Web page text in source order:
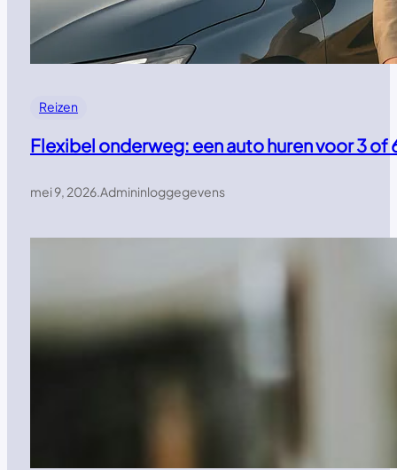
Reizen
Flexibel onderweg: een auto huren voor 3 of
mei 9, 2026.Admininloggegevens